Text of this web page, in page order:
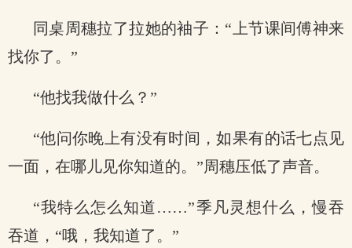
同桌周穗拉了拉她的袖子：“上节课间傅神来
找你了。”
“他找我做什么？”
“他问你晚上有没有时间，如果有的话七点见
一面，在哪儿见你知道的。”周穗压低了声音。
“我特么怎么知道……”季凡灵想什么，慢吞
吞道，“哦，我知道了。”